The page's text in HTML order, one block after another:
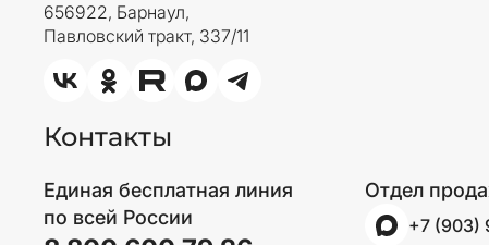
656922, Барнаул,
Павловский тракт, 337/11
Контакты
Единая бесплатная линия
по всей России
Отдел
+7 (903)